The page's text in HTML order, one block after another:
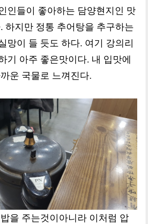
인들이 좋아하는 담양현지인 맛
하지만 정통 추어탕을 추구하는
망이 들 듯도 하다. 여기 강의리
기 아주 좋은맛이다. 내 입맛에
운 국물로 느껴진다.
을 주는것이아니라 이처럼 압